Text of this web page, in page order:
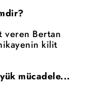
veren Bertan
kilit
mücadele...